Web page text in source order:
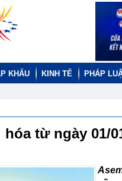
KHẨU KINH TẾ PHÁP
từ ngày 01/